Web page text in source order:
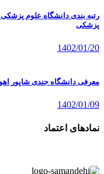
پزشکی
1402/01/20
معرفی دانشگاه جندی شاپور
1402/01/09
نمادهای اعتماد